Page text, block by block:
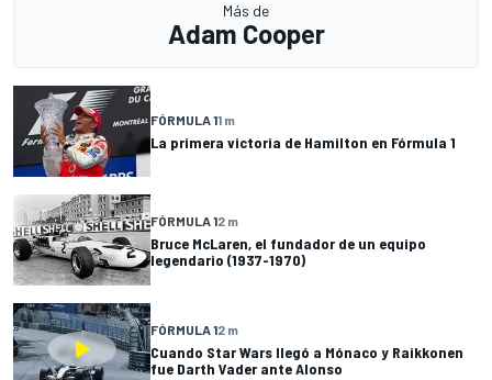
Más de
Adam Cooper
FÓRMULA 11 m
La primera victoria de Hamilton en Fórmula 1
FÓRMULA 12 m
Bruce McLaren, el fundador de un equipo
legendario (1937-1970)
FÓRMULA 12 m
Cuando Star Wars llegó a Mónaco y Raikkonen
fue Darth Vader ante Alonso